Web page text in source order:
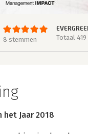
8 stemmen
Totaal 419
het Jaar 2018